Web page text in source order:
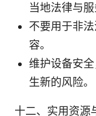
当地法律与服
不要用于非
容。
维护设备安
生新的风险。
十二、实用资源